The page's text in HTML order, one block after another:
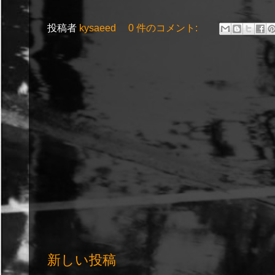
投稿者 kysaeed 0 件のコメント:
新しい投稿